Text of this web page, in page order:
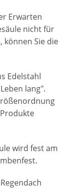
Erwarten
nicht für
können Sie die
Edelstahl
lang".
wird fest am